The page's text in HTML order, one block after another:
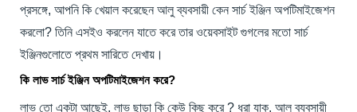
প্রসঙ্গে, আপনি কি খেয়াল করেছেন আলু ব্যবসায়ী কেন সার্চ ইঞ্জিন অপটিমাইজেশন
করলো? তিনি এসইও করলেন যাতে করে তার ওয়েবসাইট গুগলের মতো সার্চ
ইঞ্জিনগুলোতে প্রথম সারিতে দেখায়।
কি লাভ সার্চ ইঞ্জিন অপটিমাইজেশন করে?
লাভ তো একটা আছেই, লাভ ছাড়া কি কেউ কিছু করে ? ধরা যাক, আলু ব্যবসায়ী